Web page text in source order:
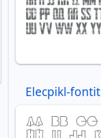
Elecpikl-fontit